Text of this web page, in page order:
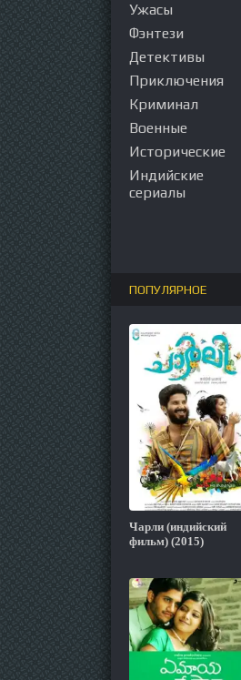
Ужасы
Фэнтези
Детективы
Приключения
Криминал
Военные
Исторические
Индийские
сериалы
ПОПУЛЯРНОЕ
Чарли (индийский
фильм) (2015)